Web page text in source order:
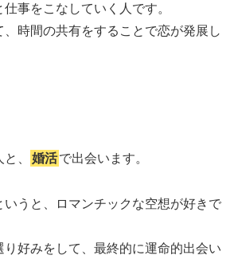
事をこなしていく人です。
時間の共有をすることで恋が発展し
、 婚活で出会います。
いうと、ロマンチックな空想が好きで
好みをして、最終的に運命的出会い